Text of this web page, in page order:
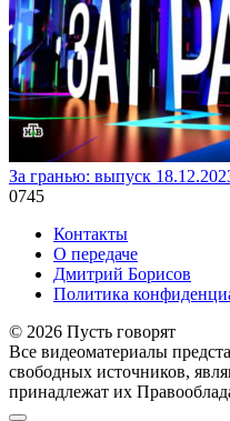
За гранью: выпуск
0745
Контакты
О передаче
Дмитрий Борисов
Политика
© 2026 Пусть говорят
Все видеоматериалы
свободных источников,
принадлежат их